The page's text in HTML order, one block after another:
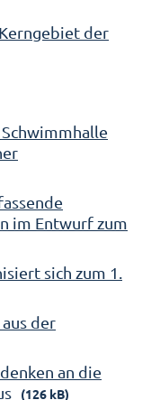
der
im Entwurf zum
sich zum 1.
der
an die
(126 kB)